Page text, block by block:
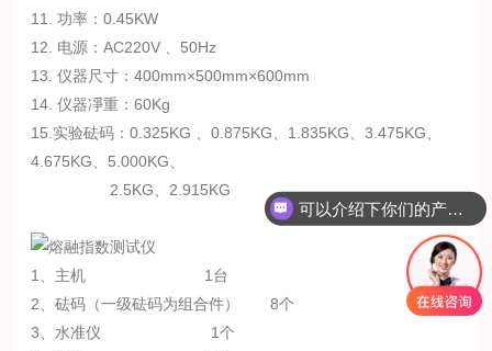
11. 功率：0.45KW
12. 电源：AC220V 、50Hz
13. 仪器尺寸：400mm×500mm×600mm
14. 仪器凈重：60Kg
15.实验砝码：0.325KG 、0.875KG、1.835KG、3.475KG、
4.675KG、5.000KG、
2.5KG、2.915KG
1 、主机 1 台
2 、砝码（一级砝码为组合件）8个
3 、水准仪 1个
可以介绍下你们的产品么？